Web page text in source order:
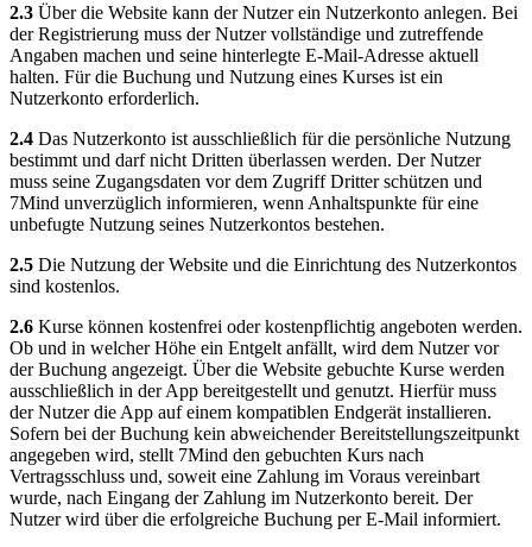
2.3 Über die Website kann der Nutzer ein Nutzerkonto anlegen. Bei
der Registrierung muss der Nutzer vollständige und zutreffende
Angaben machen und seine hinterlegte E-Mail-Adresse aktuell
halten. Für die Buchung und Nutzung eines Kurses ist ein
Nutzerkonto erforderlich.
2.4 Das Nutzerkonto ist ausschließlich für die persönliche Nutzung
bestimmt und darf nicht Dritten überlassen werden. Der Nutzer
muss seine Zugangsdaten vor dem Zugriff Dritter schützen und
7Mind unverzüglich informieren, wenn Anhaltspunkte für eine
unbefugte Nutzung seines Nutzerkontos bestehen.
2.5 Die Nutzung der Website und die Einrichtung des Nutzerkontos
sind kostenlos.
2.6 Kurse können kostenfrei oder kostenpflichtig angeboten werden.
Ob und in welcher Höhe ein Entgelt anfällt, wird dem Nutzer vor
der Buchung angezeigt. Über die Website gebuchte Kurse werden
ausschließlich in der App bereitgestellt und genutzt. Hierfür muss
der Nutzer die App auf einem kompatiblen Endgerät installieren.
Sofern bei der Buchung kein abweichender Bereitstellungszeitpunkt
angegeben wird, stellt 7Mind den gebuchten Kurs nach
Vertragsschluss und, soweit eine Zahlung im Voraus vereinbart
wurde, nach Eingang der Zahlung im Nutzerkonto bereit. Der
Nutzer wird über die erfolgreiche Buchung per E-Mail informiert.